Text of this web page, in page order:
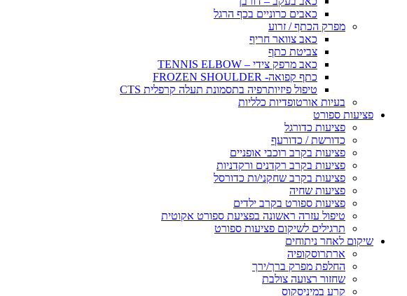
כאבים כרוניים בכף הרגל
מפרק הכתף / זרוע
כאב צוואר חריף
צביטת כתף
כאב מרפק צידי – TENNIS ELBOW
כתף קפואה- FROZEN SHOULDER
טיפול פיזיותרפיה בתסמונת תעלה קרפלית CTS
בעיות אורטופדיות כלליות
פציעות ספורט
פציעות כדורגל
כדורשת / כדורעף
פציעות בקרב רוכבי אופניים
פציעות בקרב רקדנים ורקדניות
פציעות בקרב שחקני/ות כדורסל
פציעות שחיה
פציעות ספורט בקרב ילדים
טיפול עזרה ראשונה בפציעת ספורט אקוטית
תרגילים לשיקום פציעות ספורט
שיקום לאחר ניתוחים
ארתרוסקופיה
החלפת מפרק ברך/ירך
שחזור רצועה צולבת
קרע במיניסקוס